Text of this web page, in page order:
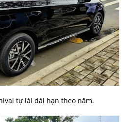
tự lái dài hạn theo năm.